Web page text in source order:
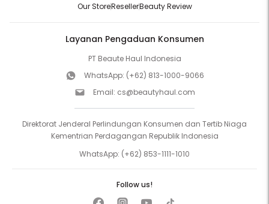
Our StoreResellerBeauty Review
Layanan Pengaduan Konsumen
PT Beaute Haul Indonesia
WhatsApp: (+62) 813-1000-9066
Email: cs@beautyhaul.com
Direktorat Jenderal Perlindungan Konsumen dan Tertib Niaga
Kementrian Perdagangan Republik Indonesia
WhatsApp: (+62) 853-1111-1010
Follow us!